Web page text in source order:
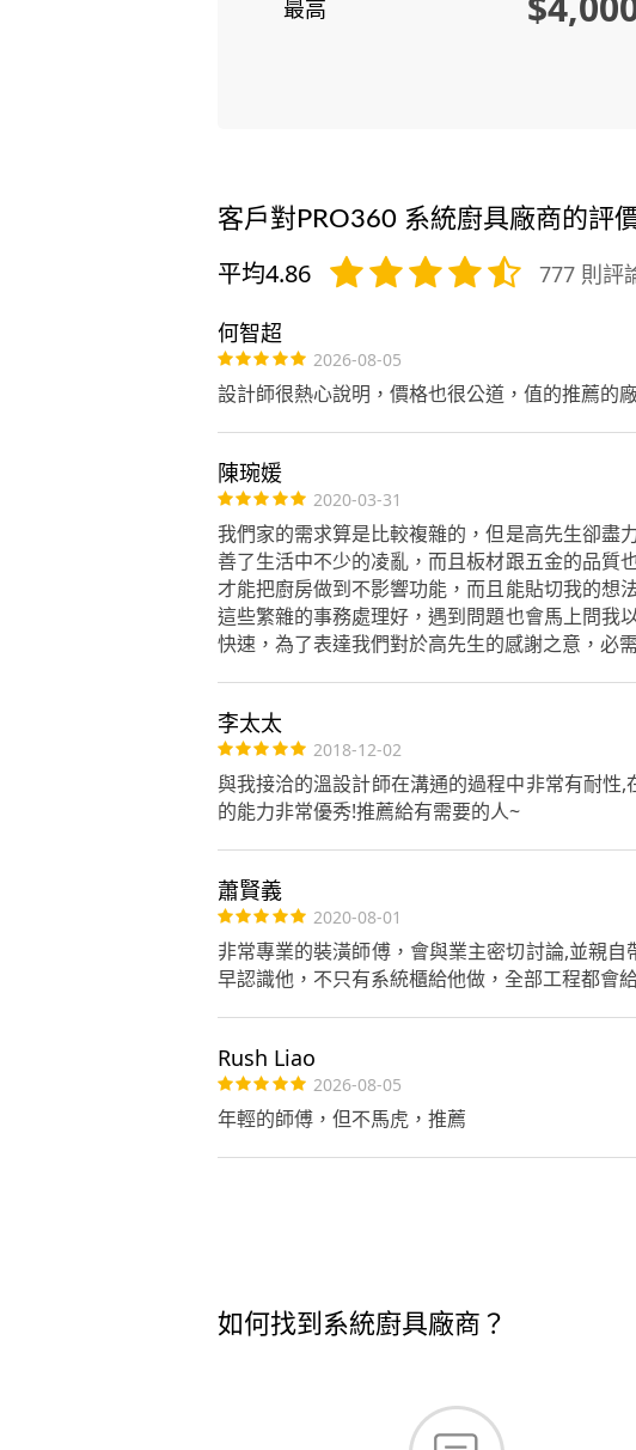
最高
客戶對PRO360 系統廚具廠商的評
平均4.86 777 則評
何智超
2026-08-05
設計師很熱心說明，價格也很公道，值的推薦的
陳琬媛
2020-03-31
我們家的需求算是比較複雜的，但是高先生卻盡
善了生活中不少的凌亂，而且板材跟五金的品質
才能把廚房做到不影響功能，而且能貼切我的想
這些繁雜的事務處理好，遇到問題也會馬上問我
快速，為了表達我們對於高先生的感謝之意，必
李太太
2018-12-02
與我接洽的溫設計師在溝通的過程中非常有耐性
的能力非常優秀!推薦給有需要的人~
蕭賢義
2020-08-01
非常專業的裝潢師傅，會與業主密切討論,並親
早認識他，不只有系統櫃給他做，全部工程都會
Rush Liao
2026-08-05
年輕的師傅，但不馬虎，推薦
如何找到系統廚具廠商？